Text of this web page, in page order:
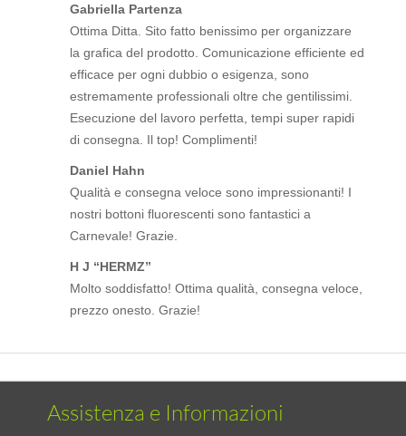
Gabriella Partenza
Ottima Ditta. Sito fatto benissimo per organizzare
la grafica del prodotto. Comunicazione efficiente ed
efficace per ogni dubbio o esigenza, sono
estremamente professionali oltre che gentilissimi.
Esecuzione del lavoro perfetta, tempi super rapidi
di consegna. Il top! Complimenti!
Daniel Hahn
Qualità e consegna veloce sono impressionanti! I
nostri bottoni fluorescenti sono fantastici a
Carnevale! Grazie.
H J “HERMZ”
Molto soddisfatto! Ottima qualità, consegna veloce,
prezzo onesto. Grazie!
Assistenza e Informazioni